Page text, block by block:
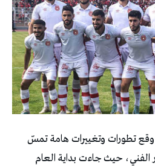
تطورات وتغييرات هامة تمسّ
الفني، حيث جاءت بداية العام